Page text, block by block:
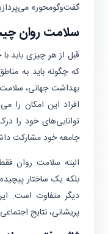
گفت‌وگومحور»
سلامت روان
قبل از هر چیزی باید
که چگونه باید به
بهداشت جهانی،
افراد این امکان را
توانایی‌های خود را
جامعه خود مشارکت
البته سلامت روان
بلکه یک ساختار
دیگر متفاوت است.
پریشانی، نتایج